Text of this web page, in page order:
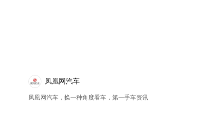
凤凰网汽车
凤凰网汽车，换一种角度看车，第一手车资讯